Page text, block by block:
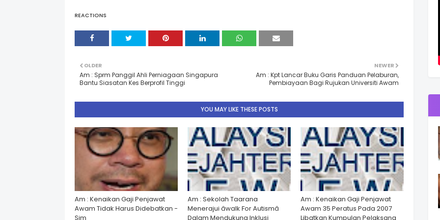
REACTIONS
NEWER
Am : Kpt Lancar Buku Garis Panduan Pelaburan,
Pembiayaan Bagi Rujukan Universiti Awam
OLDER
Am : Sprm Panggil Ahli Perniagaan Singapura
Bantu Siasatan Kes Berprofil Tinggi
YOU MAY LIKE THESE POSTS
Am : Kenaikan Gaji Penjawat
Awam Tidak Harus Didebatkan -
Sim
Am : Sekolah Taarana
Menerajui âwalk For Autismâ
Dalam Mendukung Inklusi
Am : Kenaikan Gaji Penjawat
Awam 35 Peratus Pada 2007
Libatkan Kumpulan Pelaksana